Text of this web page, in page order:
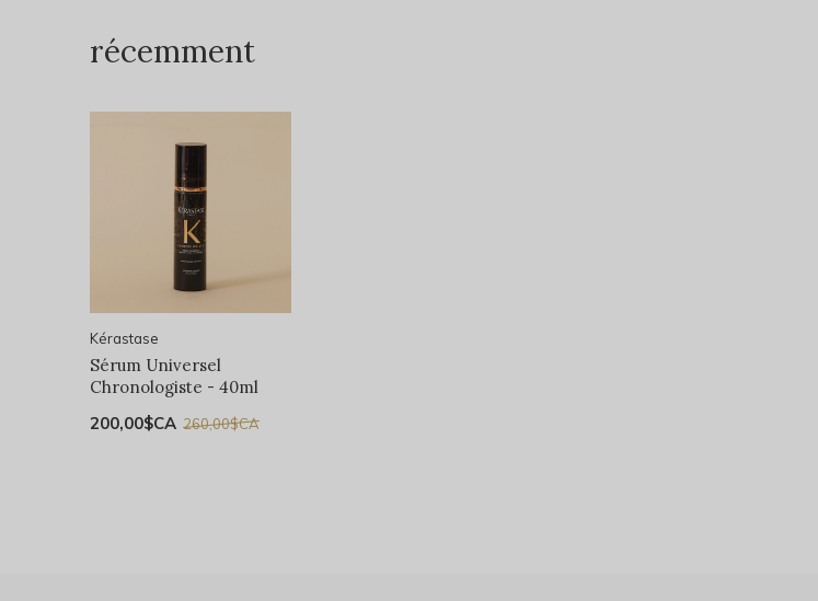
récemment
Kérastase
Sérum Universel
Chronologiste - 40ml
200,00$CA 260,00$CA